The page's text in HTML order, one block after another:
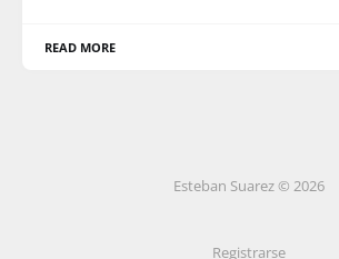
READ MORE
Esteban Suarez © 2026
Registrarse